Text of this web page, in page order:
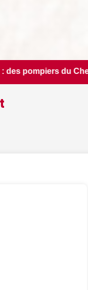
de forêt